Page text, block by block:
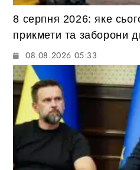
8 серпня 2026: яке
прикмети та заборони
08.08.2026 05:33